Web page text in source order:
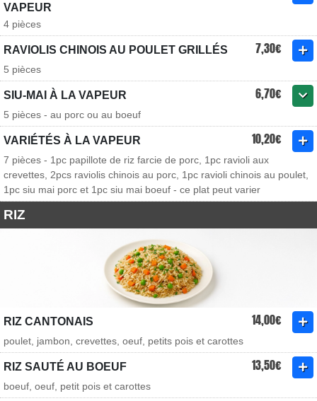
VAPEUR
4 pièces
RAVIOLIS CHINOIS AU POULET GRILLÉS 7,30€
5 pièces
SIU-MAI À LA VAPEUR 6,70€
5 pièces - au porc ou au boeuf
VARIÉTÉS À LA VAPEUR 10,20€
7 pièces - 1pc papillote de riz farcie de porc, 1pc ravioli aux
crevettes, 2pcs raviolis chinois au porc, 1pc ravioli chinois au poulet,
1pc siu mai porc et 1pc siu mai boeuf - ce plat peut varier
RIZ
RIZ CANTONAIS 14,00€
poulet, jambon, crevettes, oeuf, petits pois et carottes
RIZ SAUTÉ AU BOEUF 13,50€
boeuf, oeuf, petit pois et carottes